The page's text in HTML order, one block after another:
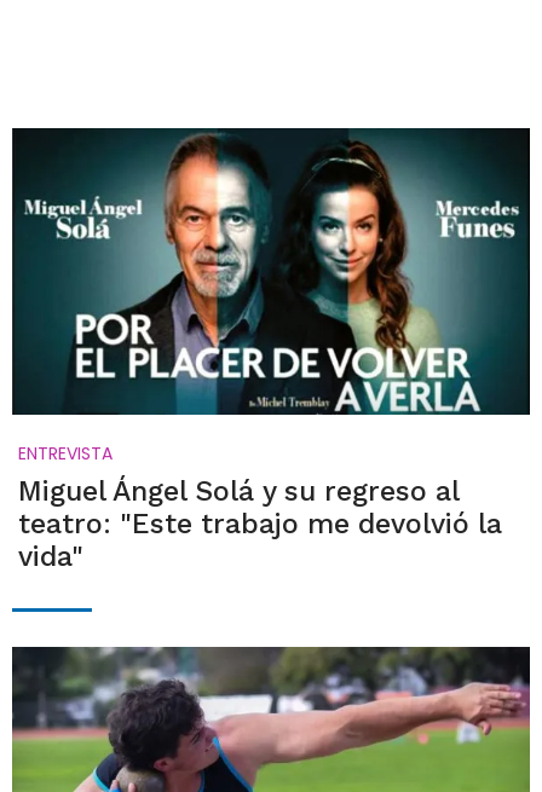
ENTREVISTA
Miguel Ángel Solá y su regreso al
teatro: "Este trabajo me devolvió la
vida"